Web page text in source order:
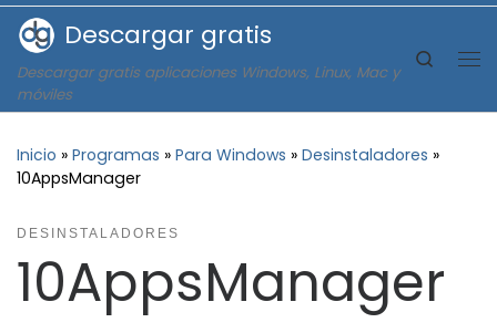
Saltar al contenido
Descargar gratis
Descargar gratis aplicaciones Windows, Linux, Mac y
móviles
Search
Inicio » Programas » Para Windows » Desinstaladores »
10AppsManager
DESINSTALADORES
10AppsManager